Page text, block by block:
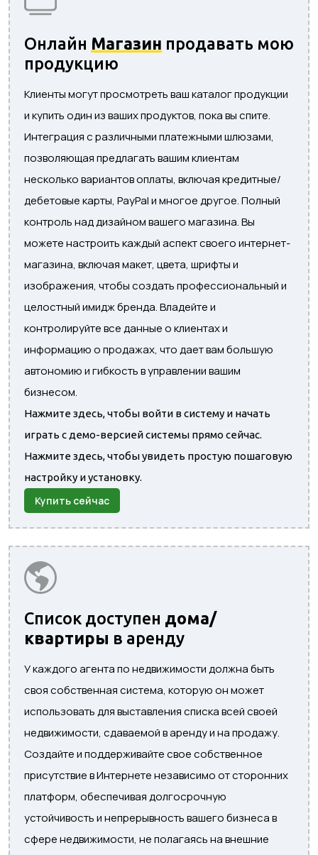
Онлайн Магазин продавать мою
продукцию
Клиенты могут просмотреть ваш каталог продукции
и купить один из ваших продуктов, пока вы спите.
Интеграция с различными платежными шлюзами,
позволяющая предлагать вашим клиентам
несколько вариантов оплаты, включая кредитные/
дебетовые карты, PayPal и многое другое. Полный
контроль над дизайном вашего магазина. Вы
можете настроить каждый аспект своего интернет-
магазина, включая макет, цвета, шрифты и
изображения, чтобы создать профессиональный и
целостный имидж бренда. Владейте и
контролируйте все данные о клиентах и ​​
информацию о продажах, что дает вам большую
автономию и гибкость в управлении вашим
бизнесом.
Нажмите здесь, чтобы войти в систему и начать
играть с демо-версией системы прямо сейчас.
Нажмите здесь, чтобы увидеть простую пошаговую
настройку и установку.
Купить сейчас
Список доступен дома/
квартиры в аренду
У каждого агента по недвижимости должна быть
своя собственная система, которую он может
использовать для выставления списка всей своей
недвижимости, сдаваемой в аренду и на продажу.
Создайте и поддерживайте свое собственное
присутствие в Интернете независимо от сторонних
платформ, обеспечивая долгосрочную
устойчивость и непрерывность вашего бизнеса в
сфере недвижимости, не полагаясь на внешние